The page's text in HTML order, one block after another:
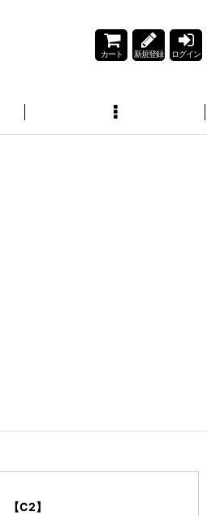
カート 新規登録 ログイン
【C2】